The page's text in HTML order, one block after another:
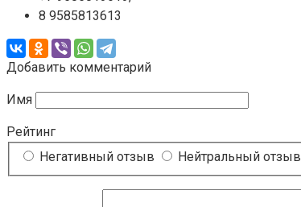
8 9585813613
Добавить комментарий
Имя
Рейтинг
Негативный отзыв
Нейтральный отзыв